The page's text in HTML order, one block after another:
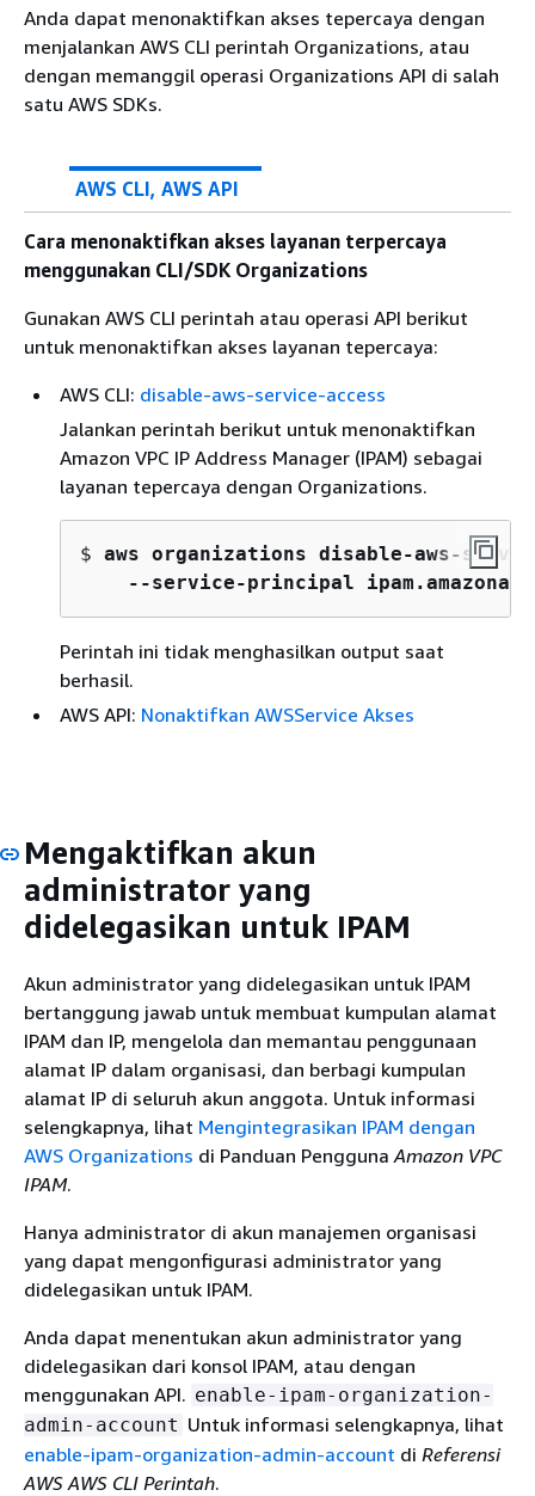
Anda dapat menonaktifkan akses tepercaya dengan
menjalankan AWS CLI perintah Organizations, atau
dengan memanggil operasi Organizations API di salah
satu AWS SDKs.
AWS CLI, AWS API
Cara menonaktifkan akses layanan terpercaya
menggunakan CLI/SDK Organizations
Gunakan AWS CLI perintah atau operasi API berikut
untuk menonaktifkan akses layanan tepercaya:
AWS CLI: disable-aws-service-access
Jalankan perintah berikut untuk menonaktifkan
Amazon VPC IP Address Manager (IPAM) sebagai
layanan tepercaya dengan Organizations.
$ aws organizations disable-aws-
--service-principal
Perintah ini tidak menghasilkan output saat
berhasil.
AWS API: Nonaktifkan AWSService Akses
Mengaktifkan akun
administrator yang
didelegasikan untuk IPAM
Akun administrator yang didelegasikan untuk IPAM
bertanggung jawab untuk membuat kumpulan alamat
IPAM dan IP, mengelola dan memantau penggunaan
alamat IP dalam organisasi, dan berbagi kumpulan
alamat IP di seluruh akun anggota. Untuk informasi
selengkapnya, lihat Mengintegrasikan IPAM dengan
AWS Organizations di Panduan Pengguna Amazon VPC
IPAM.
Hanya administrator di akun manajemen organisasi
yang dapat mengonfigurasi administrator yang
didelegasikan untuk IPAM.
Anda dapat menentukan akun administrator yang
didelegasikan dari konsol IPAM, atau dengan
menggunakan API. enable-ipam-organization-
admin-account Untuk informasi selengkapnya, lihat
enable-ipam-organization-admin-account di Referensi
AWS AWS CLI Perintah.